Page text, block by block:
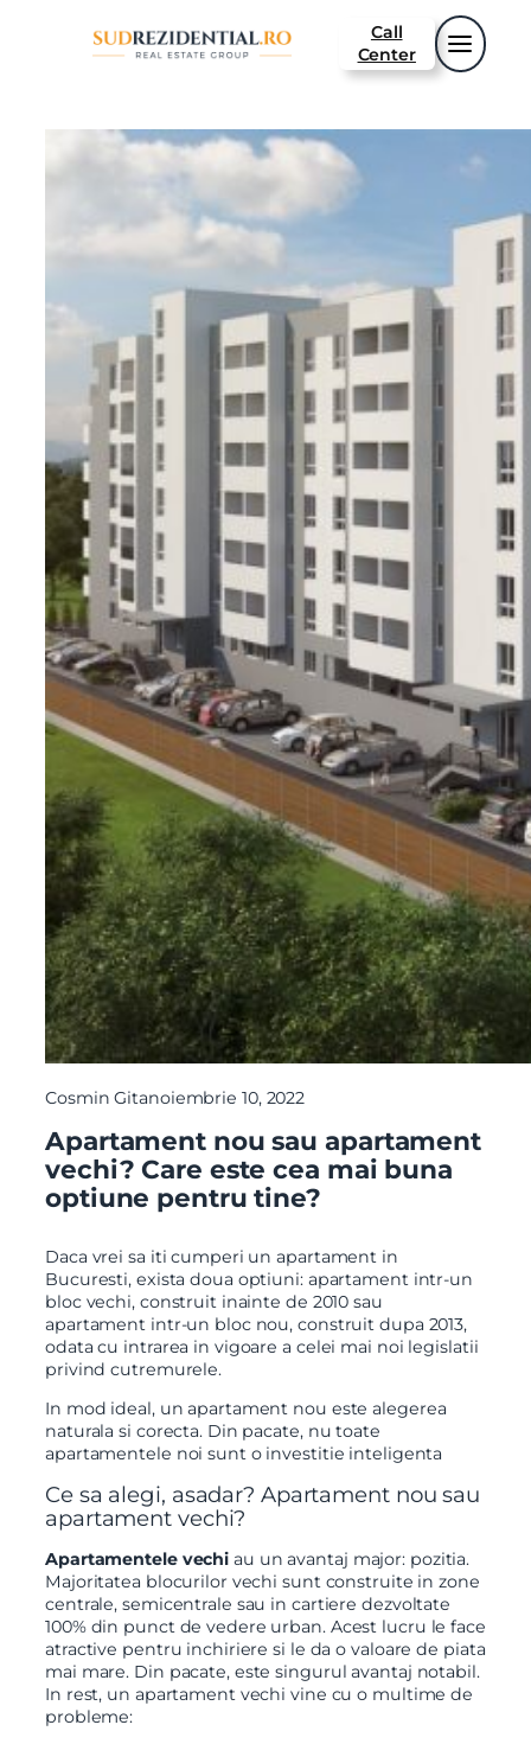
Call
Center
Cosmin Gitanoiembrie 10, 2022
Apartament nou sau apartament
vechi? Care este cea mai buna
optiune pentru tine?
Daca vrei sa iti cumperi un apartament in
Bucuresti, exista doua optiuni: apartament intr-un
bloc vechi, construit inainte de 2010 sau
apartament intr-un bloc nou, construit dupa 2013,
odata cu intrarea in vigoare a celei mai noi legislatii
privind cutremurele.
In mod ideal, un apartament nou este alegerea
naturala si corecta. Din pacate, nu toate
apartamentele noi sunt o investitie inteligenta
Ce sa alegi, asadar? Apartament nou sau
apartament vechi?
Apartamentele vechi au un avantaj major: pozitia.
Majoritatea blocurilor vechi sunt construite in zone
centrale, semicentrale sau in cartiere dezvoltate
100% din punct de vedere urban. Acest lucru le face
atractive pentru inchiriere si le da o valoare de piata
mai mare. Din pacate, este singurul avantaj notabil.
In rest, un apartament vechi vine cu o multime de
probleme: